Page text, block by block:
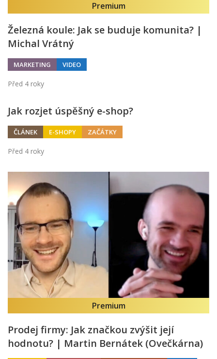
Premium
Železná koule: Jak se buduje komunita? |
Michal Vrátný
MARKETING VIDEO
Před 4 roky
Jak rozjet úspěšný e-shop?
ČLÁNEK E-SHOPY ZAČÁTKY
Před 4 roky
Premium
Prodej firmy: Jak značkou zvýšit její
hodnotu? | Martin Bernátek (Ovečkárna)